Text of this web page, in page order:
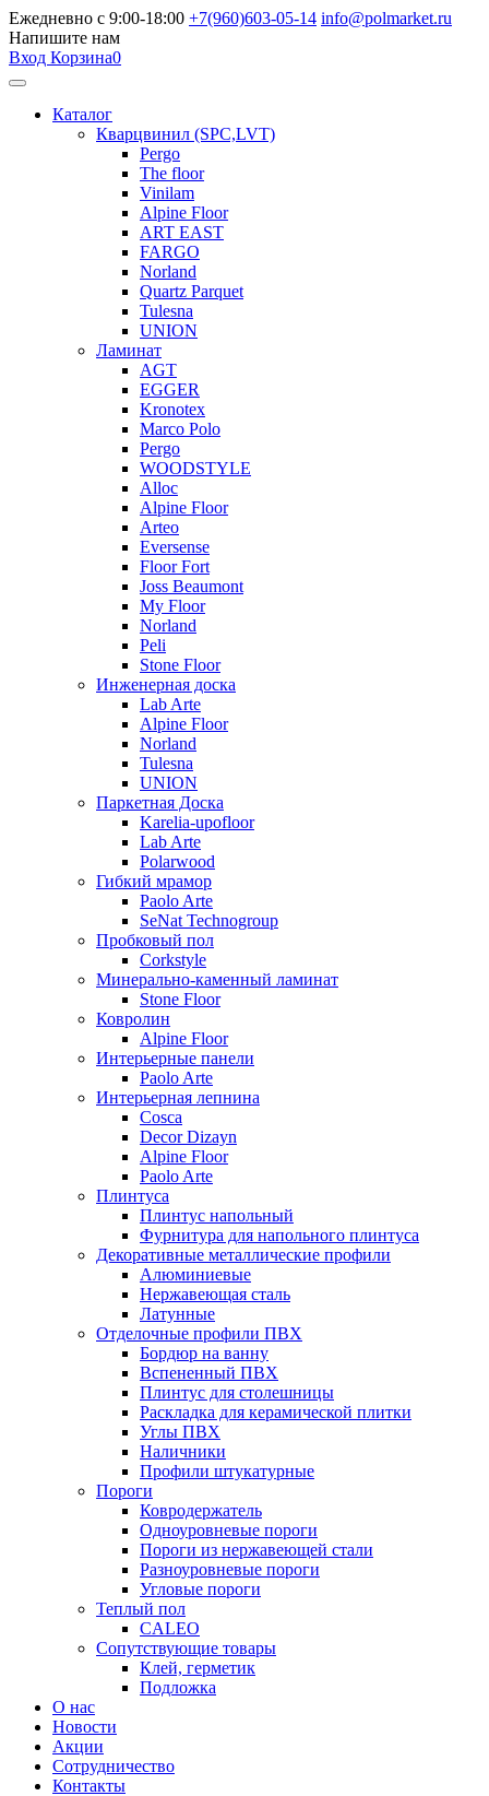
Ежедневно с 9:00-18:00 +7(960)603-05-14 info@polmarket.ru
Напишите нам
Вход Корзина0
Каталог
Кварцвинил (SPC,LVT)
Pergo
The floor
Vinilam
Alpine Floor
ART EAST
FARGO
Norland
Quartz Parquet
Tulesna
UNION
Ламинат
AGT
EGGER
Kronotex
Marco Polo
Pergo
WOODSTYLE
Alloc
Alpine Floor
Arteo
Eversense
Floor Fort
Joss Beaumont
My Floor
Norland
Peli
Stone Floor
Инженерная доска
Lab Arte
Alpine Floor
Norland
Tulesna
UNION
Паркетная Доска
Karelia-upofloor
Lab Arte
Polarwood
Гибкий мрамор
Paolo Arte
SeNat Technogroup
Пробковый пол
Corkstyle
Минерально-каменный ламинат
Stone Floor
Ковролин
Alpine Floor
Интерьерные панели
Paolo Arte
Интерьерная лепнина
Cosca
Decor Dizayn
Alpine Floor
Paolo Arte
Плинтуса
Плинтус напольный
Фурнитура для напольного плинтуса
Декоративные металлические профили
Алюминиевые
Нержавеющая сталь
Латунные
Отделочные профили ПВХ
Бордюр на ванну
Вспененный ПВХ
Плинтус для столешницы
Раскладка для керамической плитки
Углы ПВХ
Наличники
Профили штукатурные
Пороги
Ковродержатель
Одноуровневые пороги
Пороги из нержавеющей стали
Разноуровневые пороги
Угловые пороги
Теплый пол
CALEO
Сопутствующие товары
Клей, герметик
Подложка
О нас
Новости
Акции
Сотрудничество
Контакты